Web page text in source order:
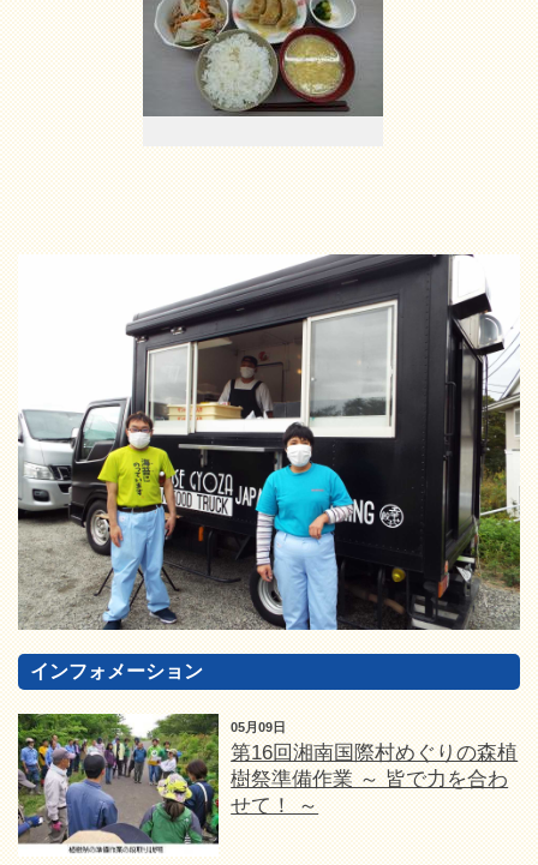
インフォメーション
05月09日
第16回湘南国際村めぐりの森植
樹祭準備作業 ～ 皆で力を合わ
せて！ ～